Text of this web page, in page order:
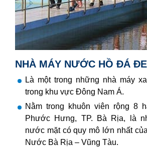
NHÀ MÁY NƯỚC HỒ ĐÁ
Là một trong những nhà máy
trong khu vực Đông Nam Á.
Nằm trong khuôn viên rộng 8
Phước Hưng, TP. Bà Rịa, là
nước mặt có quy mô lớn nhất
Nước Bà Rịa – Vũng Tàu.